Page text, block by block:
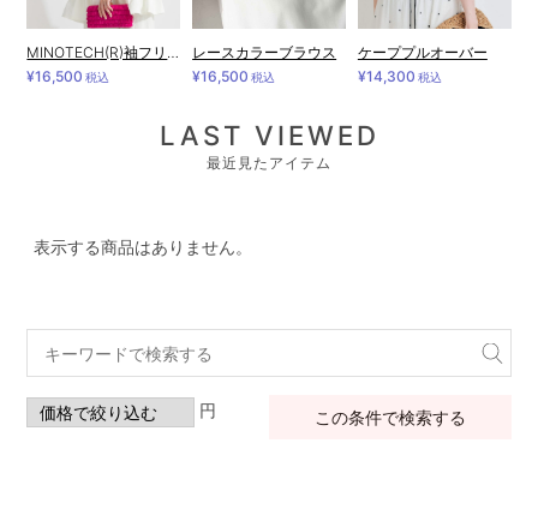
MINOTECH(R)袖フリルラッシュガード
¥16,500 税込
レースカラーブラウス
¥16,500 税込
ケーププルオーバー
¥14,300 税込
LAST VIEWED
最近見たアイテム
表示する商品はありません。
円 この条件で検索する